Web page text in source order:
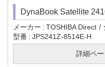
DynaBook Satellite
メーカー TOSHIBA Direct
型番
JPS241Z-8514E-H
詳細ペ